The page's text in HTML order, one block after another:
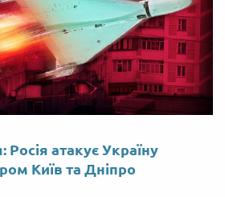
атакує Україну
Київ та Дніпро